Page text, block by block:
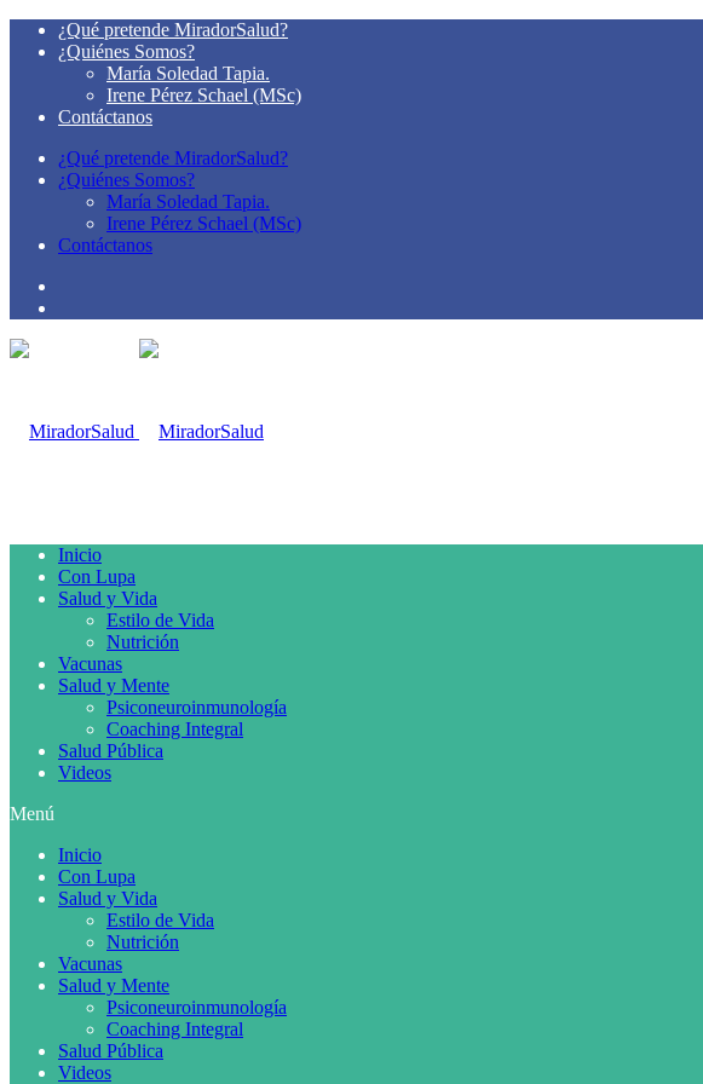
¿Qué pretende MiradorSalud?
¿Quiénes Somos?
María Soledad Tapia.
Irene Pérez Schael (MSc)
Contáctanos
¿Qué pretende MiradorSalud?
¿Quiénes Somos?
María Soledad Tapia.
Irene Pérez Schael (MSc)
Contáctanos
Inicio
Con Lupa
Salud y Vida
Estilo de Vida
Nutrición
Vacunas
Salud y Mente
Psiconeuroinmunología
Coaching Integral
Salud Pública
Videos
Menú
Inicio
Con Lupa
Salud y Vida
Estilo de Vida
Nutrición
Vacunas
Salud y Mente
Psiconeuroinmunología
Coaching Integral
Salud Pública
Videos